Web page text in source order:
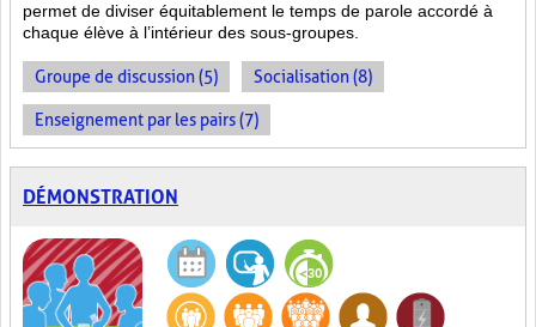
permet de diviser équitablement le temps de parole accordé à
chaque élève à l’intérieur des sous-groupes.
Groupe de discussion (5) Socialisation (8)
Enseignement par les pairs (7)
DÉMONSTRATION